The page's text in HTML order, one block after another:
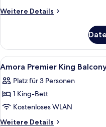
Twin
Weitere Details
Weitere
Premier
Twin
Room
Alle
Fotos
für
Amora
Premier
King
5
Amora Premier King
Platz für 3 Personen
1 King-Bett
Kostenloses WLAN
Weitere Details
Weitere